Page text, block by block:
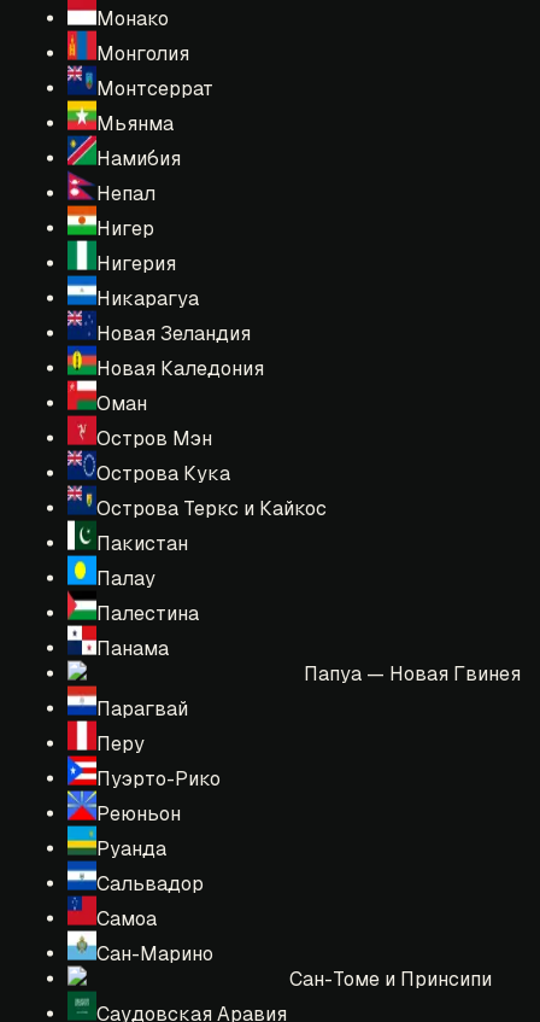
Монако
Монголия
Монтсеррат
Мьянма
Намибия
Непал
Нигер
Нигерия
Никарагуа
Новая Зеландия
Новая Каледония
Оман
Остров Мэн
Острова Кука
Острова Теркс и Кайкос
Пакистан
Палау
Палестина
Панама
Папуа — Новая Гвинея
Парагвай
Перу
Пуэрто-Рико
Реюньон
Руанда
Сальвадор
Самоа
Сан-Марино
Сан-Томе и Принсипи
Саудовская Аравия